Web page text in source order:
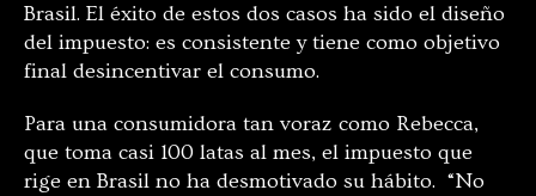
Brasil. El éxito de estos dos casos ha sido el diseño
del impuesto: es consistente y tiene como objetivo
final desincentivar el consumo.
Para una consumidora tan voraz como Rebecca,
que toma casi 100 latas al mes, el impuesto que
rige en Brasil no ha desmotivado su hábito. “No